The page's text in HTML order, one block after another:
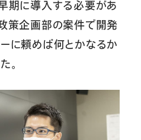
期に導入する必要があ
策企画部の案件で開発
に頼めば何とかなるか
。